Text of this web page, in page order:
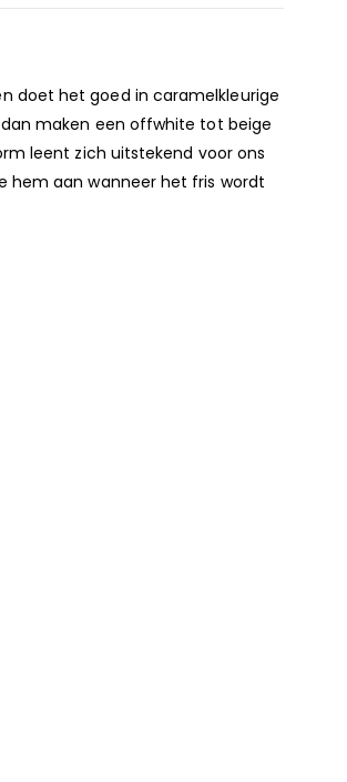
doet het goed in caramelkleurige
maken een offwhite tot beige
leent zich uitstekend voor ons
hem aan wanneer het fris wordt